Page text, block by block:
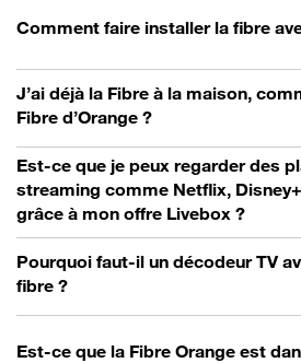
Comment faire installer la fibre
J’ai déjà la Fibre à la maison,
Fibre d’Orange ?
Est-ce que je peux regarder des
streaming comme Netflix,
grâce à mon offre Livebox ?
Pourquoi faut-il un décodeur TV
fibre ?
Est-ce que la Fibre Orange est